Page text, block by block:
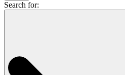
Search for: